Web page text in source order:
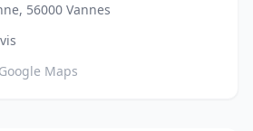
56000 Vannes
Google Maps